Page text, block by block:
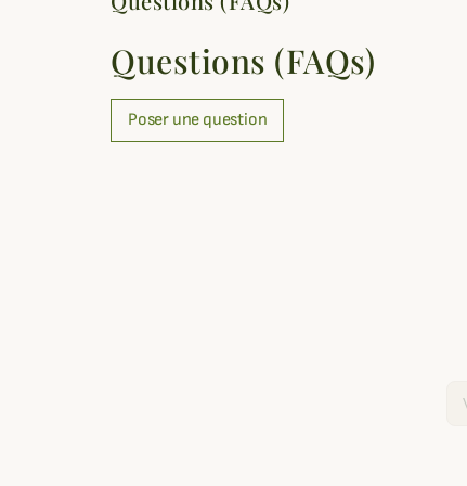
Questions (FAQs)
Poser une question